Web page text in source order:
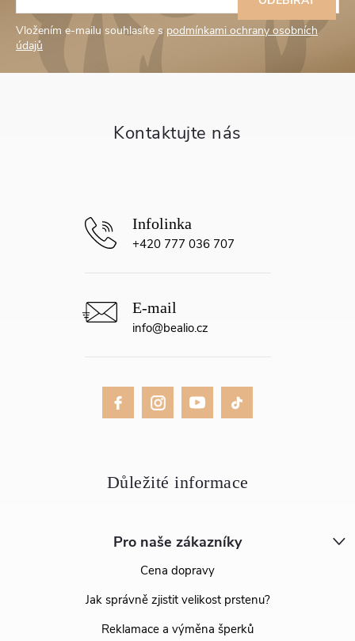
pVložením e-mailu souhlasíte s podmínkami ochrany osobních
údajů
Pro naše zákazníky
Cena dopravy
Jak správně zjistit velikost prstenu?
Reklamace a výměna šperků
info@bealio.cz
+420 777 036 707